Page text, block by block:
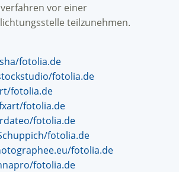
vor einer
teilzunehmen.
fotolia.de
fotolia.de
fotolia.de
fotolia.de
fotolia.de
fotolia.de
fotolia.de
fotolia.de